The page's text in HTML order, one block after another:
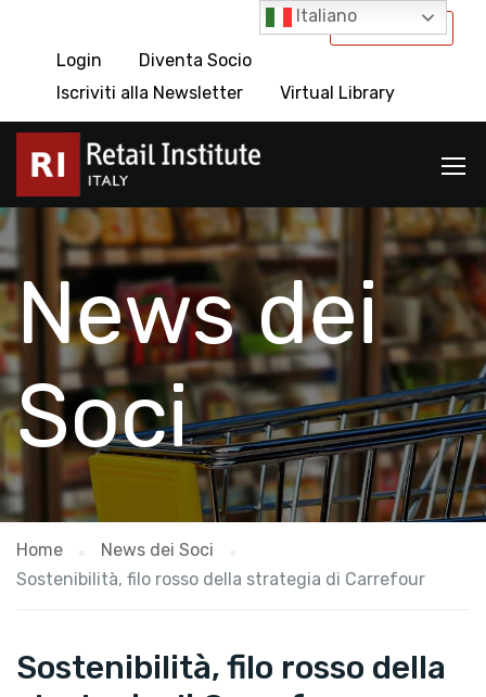
International
Login
Diventa Socio
Iscriviti alla Newsletter
Virtual Library
News dei
Soci
Home
News dei Soci
Sostenibilità, filo rosso della strategia di Carrefour
Sostenibilità, filo rosso della
Italiano